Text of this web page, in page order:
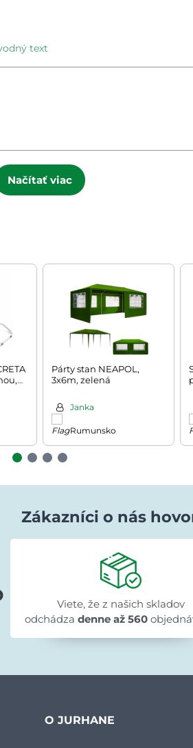
text
Načítať viac
Párty stan NEAPOL,
3x6m, zelená
Janka
Rumunsko
Zákazníci o nás
Lenka Bujňáčková
pred 15 hodinami
★★★★★
★★★★★
★★★★★
"Skvelé, tovar doručený včas, výrobok
zodpovedá fotografiám, montážny
návod prehľadný a všetky diely
Viete, že z našich skladov
odchádzadenne až 560
O JURHANE